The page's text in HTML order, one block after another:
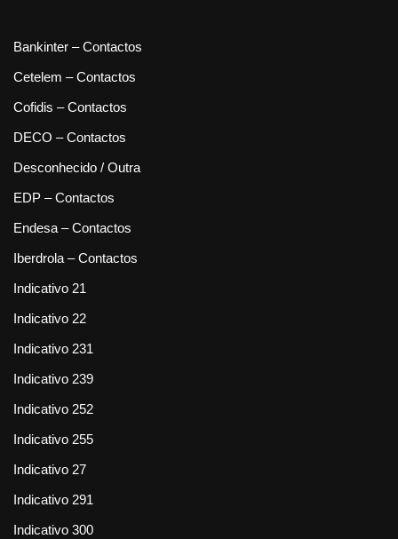
Bankinter – Contactos
Cetelem – Contactos
Cofidis – Contactos
DECO – Contactos
Desconhecido / Outra
EDP – Contactos
Endesa – Contactos
Iberdrola – Contactos
Indicativo 21
Indicativo 22
Indicativo 231
Indicativo 239
Indicativo 252
Indicativo 255
Indicativo 27
Indicativo 291
Indicativo 300